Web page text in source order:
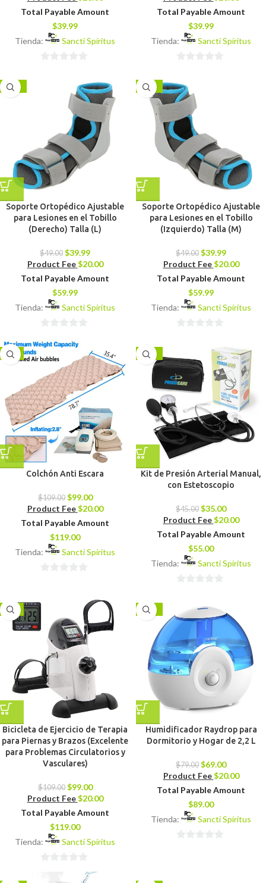
Total Payable Amount
$39.99
Tienda:
Sancti Spíritus
Total Payable Amount
$39.99
Tienda:
Sancti Spíritus
de
5
-18%
Soporte Ortopédico Ajustable
para Lesiones en el Tobillo
(Derecho) Talla (L)
$49.00 $39.99
Product Fee $20.00
Total Payable Amount
$59.99
Tienda:
Sancti Spíritus
de
5
-18%
Soporte Ortopédico Ajustable
para Lesiones en el Tobillo
(Izquierdo) Talla (M)
$49.00 $39.99
Product Fee $20.00
Total Payable Amount
$59.99
Tienda:
Sancti Spíritus
5
-9%
Colchón Anti Escara
$109.00 $99.00
Product Fee $20.00
Total Payable Amount
$119.00
Tienda:
Sancti Spíritus
5
-22%
Kit de Presión Arterial Manual,
con Estetoscopio
$45.00 $35.00
Product Fee $20.00
Total Payable Amount
$55.00
Tienda:
Sancti Spíritus
5
-9%
Bicicleta de Ejercicio de Terapia
para Piernas y Brazos (Excelente
para Problemas Circulatorios y
Vasculares)
$109.00 $99.00
Product Fee $20.00
Total Payable Amount
$119.00
Tienda:
Sancti Spíritus
-13%
Humidificador Raydrop para
Dormitorio y Hogar de 2,2 L
$79.00 $69.00
Product Fee $20.00
Total Payable Amount
$89.00
Tienda:
Sancti Spíritus